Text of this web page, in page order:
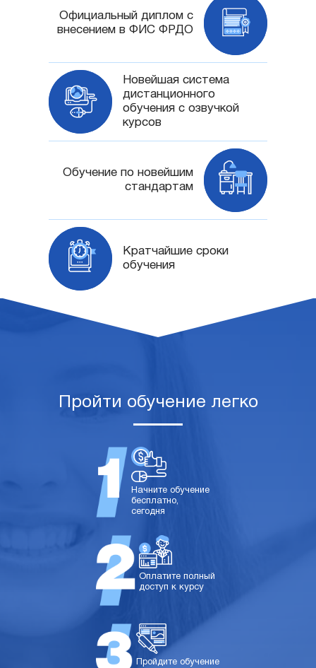
Официальный диплом с
внесением в ФИС ФРДО
Новейшая система
дистанционного
обучения с озвучкой
курсов
Обучение по новейшим
стандартам
Кратчайшие сроки
обучения
Пройти обучение легко
Начните обучение
бесплатно,
сегодня
Оплатите полный
доступ к курсу
Пройдите обучение